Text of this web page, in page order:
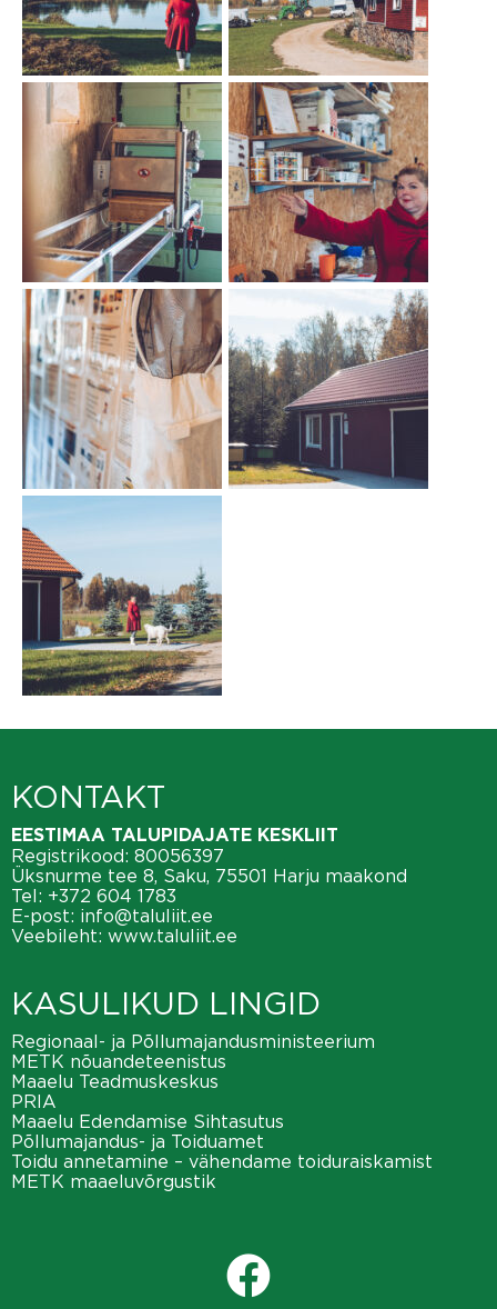
KONTAKT
EESTIMAA TALUPIDAJATE KESKLIIT
Registrikood: 80056397
Üksnurme tee 8, Saku, 75501 Harju maakond
Tel: +372 604 1783
E-post: info@taluliit.ee
Veebileht: www.taluliit.ee
KASULIKUD LINGID
Regionaal- ja Põllumajandusministeerium
METK nõuandeteenistus
Maaelu Teadmuskeskus
PRIA
Maaelu Edendamise Sihtasutus
Põllumajandus- ja Toiduamet
Toidu annetamine – vähendame toiduraiskamist
METK maaeluvõrgustik